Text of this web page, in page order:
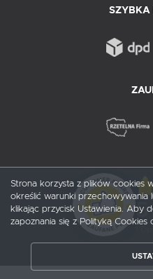
SZYBKA
5
Strona korzysta z plików cookies
określić warunki
klikając przycisk Ustawienia. Aby
zapoznania się z Polityką Cookies
ZAPISZ